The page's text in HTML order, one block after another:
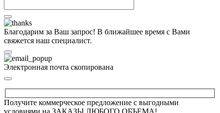
Благодарим за Ваш запрос! В ближайшее время с Вами
свяжется наш специалист.
Электронная почта скопирована
Получите коммерческое предложение с выгодными
условиями на ЗАКАЗЫ ЛЮБОГО ОБЪЕМА!